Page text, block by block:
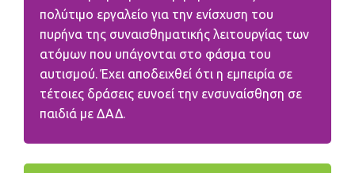
πολύτιμο εργαλείο για την ενίσχυση του
πυρήνα της συναισθηματικής λειτουργίας των
ατόμων που υπάγονται στο φάσμα του
αυτισμού. Έχει αποδειχθεί ότι η εμπειρία σε
τέτοιες δράσεις ευνοεί την ενσυναίσθηση σε
παιδιά με ΔΑΔ.